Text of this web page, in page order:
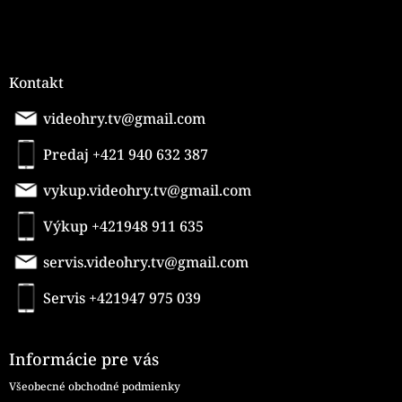
Kontakt
videohry.tv@gmail.com
Predaj +421 940 632 387
vykup.videohry.tv@gmail.com
Výkup +421948 911 635
servis.videohry.tv@gmail.com
Servis +421947 975 039
Informácie pre vás
Všeobecné obchodné podmienky